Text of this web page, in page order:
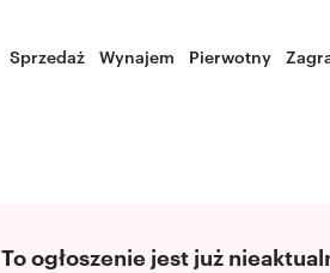
Sprzedaż Wynajem Pierwotny
To ogłoszenie jest już